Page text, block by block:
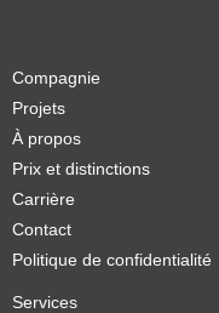
Compagnie
Projets
À propos
Prix et distinctions
Carrière
Contact
Politique de confidentialité
Services